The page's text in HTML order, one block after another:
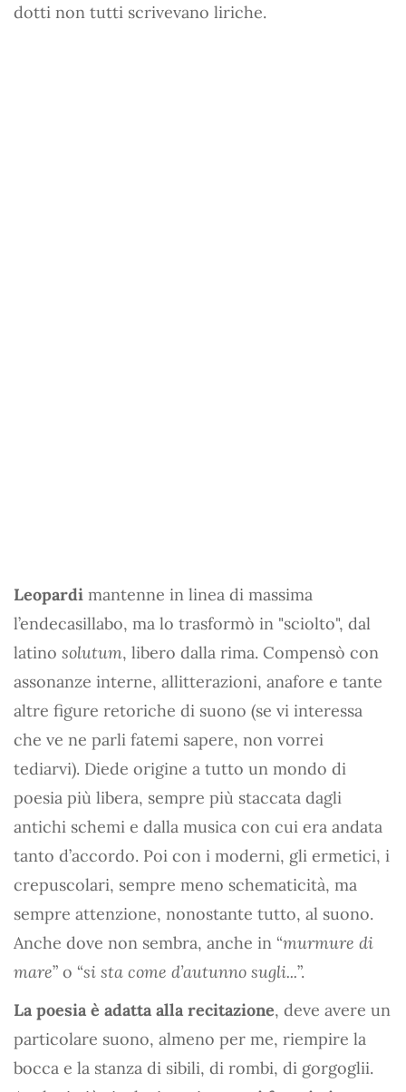
dotti non tutti scrivevano liriche.
Leopardi mantenne in linea di massima
l’endecasillabo, ma lo trasformò in "sciolto", dal
latino solutum, libero dalla rima. Compensò con
assonanze interne, allitterazioni, anafore e tante
altre figure retoriche di suono (se vi interessa
che ve ne parli fatemi sapere, non vorrei
tediarvi). Diede origine a tutto un mondo di
poesia più libera, sempre più staccata dagli
antichi schemi e dalla musica con cui era andata
tanto d’accordo. Poi con i moderni, gli ermetici, i
crepuscolari, sempre meno schematicità, ma
sempre attenzione, nonostante tutto, al suono.
Anche dove non sembra, anche in “murmure di
mare” o “si sta come d’autunno sugli...”.
La poesia è adatta alla recitazione, deve avere un
particolare suono, almeno per me, riempire la
bocca e la stanza di sibili, di rombi, di gorgoglii.